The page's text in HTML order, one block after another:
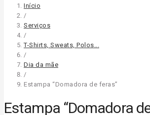
Início
/
Serviços
/
T-Shirts, Sweats, Polos...
/
Dia da mãe
/
Estampa “Domadora de feras”
Estampa “Domadora